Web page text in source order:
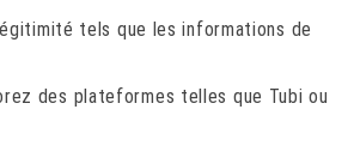
tels que les informations de
des plateformes telles que Tubi ou